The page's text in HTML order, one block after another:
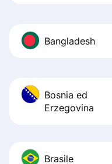
Bangladesh
Bosnia ed
Erzegovina
Brasile